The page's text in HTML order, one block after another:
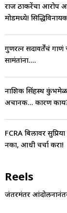
राज ठाकरेंचा आरोप
मोडमध्ये!
गुणरत्न सदावर्तेंचं गाणं
सामंतांना....
नाशिक सिंहस्थ
अचानक... कारण
FCRA बिलावर
नका, आधी चर्चा करा!
Reels
जंतरमंतर आंदोलनानंतर